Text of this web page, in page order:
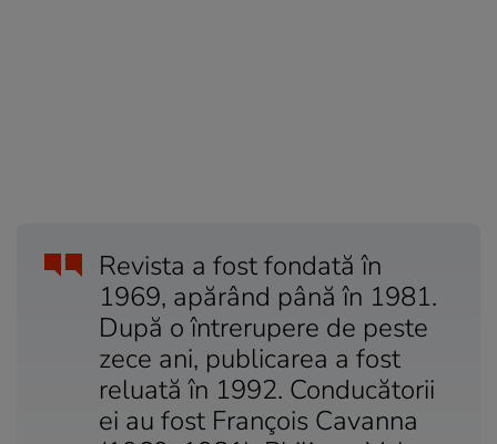
Revista a fost fondată în
1969, apărând până în 1981.
După o întrerupere de peste
zece ani, publicarea a fost
reluată în 1992. Conducătorii
ei au fost François Cavanna